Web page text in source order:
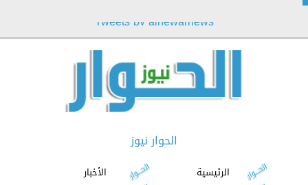
Tweets by alhewarnews
الحوار نيوز
الرئيسية
الأخبار